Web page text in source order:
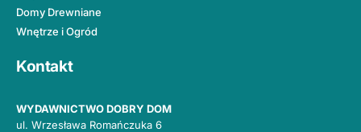
Domy Drewniane
Wnętrze i Ogród
Kontakt
WYDAWNICTWO DOBRY DOM
ul. Wrzesława Romańczuka 6